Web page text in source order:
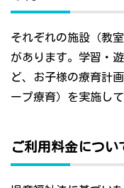
それぞれの施設（教
があります。学習・
ど、お子様の療育計
ープ療育）を実施して
ご利用料金につい